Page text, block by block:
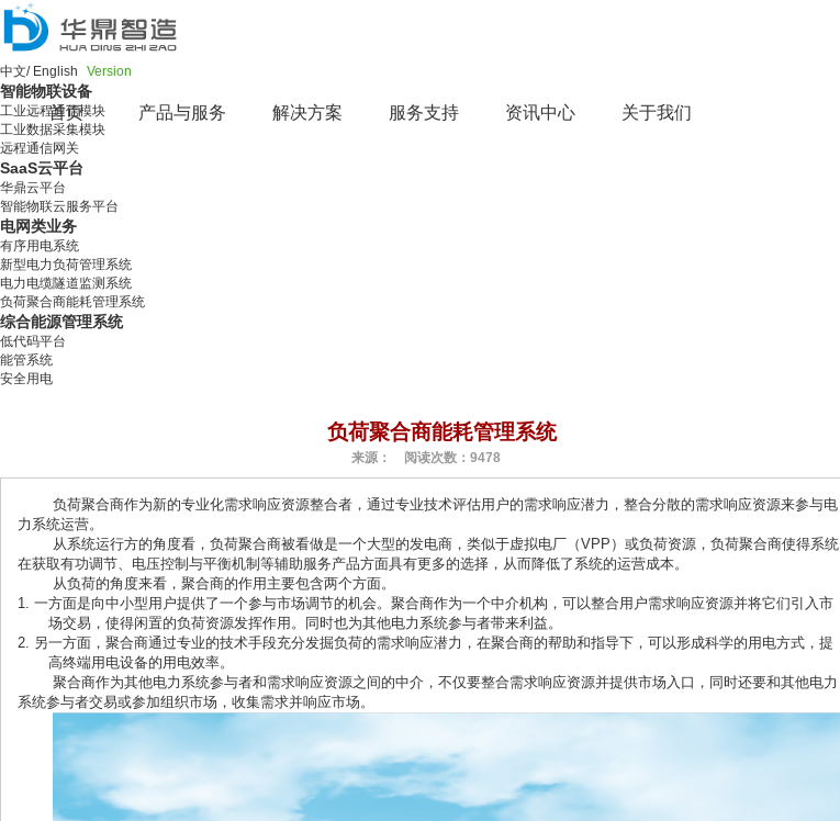
首页 产品与服务 解决方案 服务支持 资讯中心 关于我们
中文/ English Version
智能物联设备
工业远程通信模块
工业数据采集模块
远程通信网关
SaaS云平台
华鼎云平台
智能物联云服务平台
电网类业务
有序用电系统
新型电力负荷管理系统
电力电缆隧道监测系统
负荷聚合商能耗管理系统
综合能源管理系统
低代码平台
能管系统
安全用电
负荷聚合商能耗管理系统
来源： 阅读次数：9478
负荷聚合商作为新的专业化需求响应资源整合者，通过专业技术评估用户的需求响应潜力，整合分散的需求响应资源来参与电
力系统运营。
从系统运行方的角度看，负荷聚合商被看做是一个大型的发电商，类似于虚拟电厂（VPP）或负荷资源，负荷聚合商使得系统
在获取有功调节、电压控制与平衡机制等辅助服务产品方面具有更多的选择，从而降低了系统的运营成本。
从负荷的角度来看，聚合商的作用主要包含两个方面。
1. 一方面是向中小型用户提供了一个参与市场调节的机会。聚合商作为一个中介机构，可以整合用户需求响应资源并将它们引入市
场交易，使得闲置的负荷资源发挥作用。同时也为其他电力系统参与者带来利益。
2. 另一方面，聚合商通过专业的技术手段充分发掘负荷的需求响应潜力，在聚合商的帮助和指导下，可以形成科学的用电方式，提
高终端用电设备的用电效率。
聚合商作为其他电力系统参与者和需求响应资源之间的中介，不仅要整合需求响应资源并提供市场入口，同时还要和其他电力
系统参与者交易或参加组织市场，收集需求并响应市场。